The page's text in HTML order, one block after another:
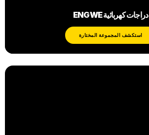
دراجات كهربائية ENGWE
استكشف المجموعة المختارة